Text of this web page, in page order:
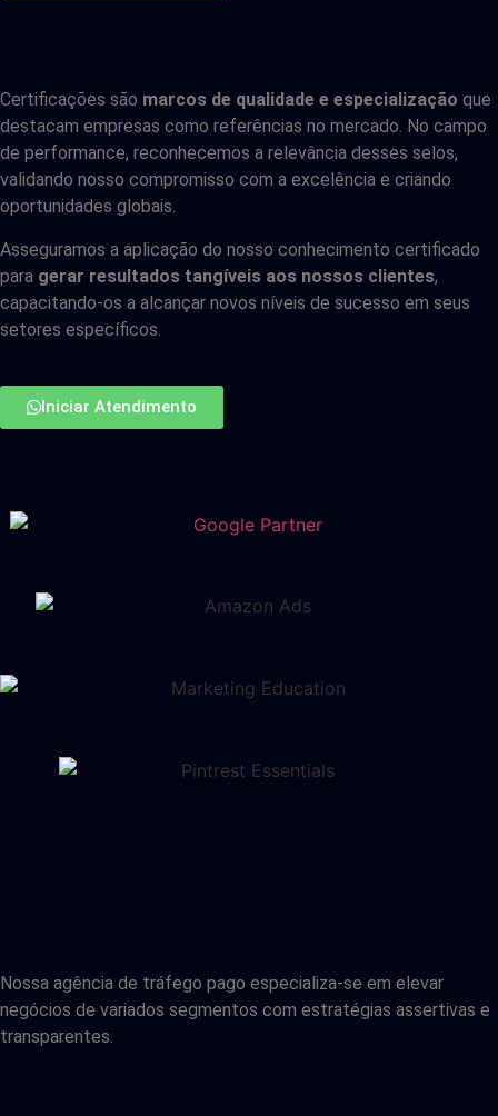
Certificações são marcos de qualidade e especialização que
destacam empresas como referências no mercado. No campo
de performance, reconhecemos a relevância desses selos,
validando nosso compromisso com a excelência e criando
oportunidades globais.
Asseguramos a aplicação do nosso conhecimento certificado
para gerar resultados tangíveis aos nossos clientes,
capacitando-os a alcançar novos níveis de sucesso em seus
setores específicos.
Iniciar Atendimento
Nossa agência de tráfego pago especializa-se em elevar
negócios de variados segmentos com estratégias assertivas e
transparentes.